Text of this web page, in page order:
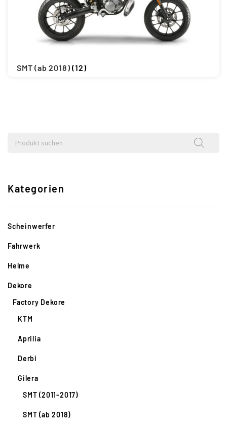
SMT (ab 2018)(12)
Kategorien
Scheinwerfer
Fahrwerk
Helme
Dekore
Factory Dekore
KTM
Aprilia
Derbi
Gilera
SMT (2011-2017)
SMT (ab 2018)